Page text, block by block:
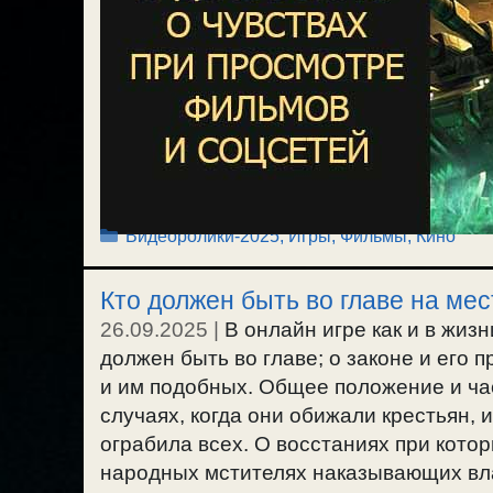
Рубрики
Видеоролики-2025,Игры,Фильмы, Кино
Кто должен быть во главе на
26.09.2025 | В онлайн игре как и в
должен быть во главе; о законе и его
и им подобных. Общее положение и
случаях, когда они обижали крестьян,
ограбила всех. О восстаниях при
народных мстителях наказывающих